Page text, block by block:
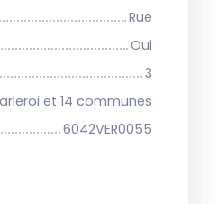
Rue
Oui
3
et 14 communes
6042VER0055